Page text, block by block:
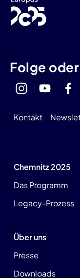
Folge
Kontakt
Chemnitz 2025
Das Programm
Legacy-Prozess
Über uns
Presse
Downloads